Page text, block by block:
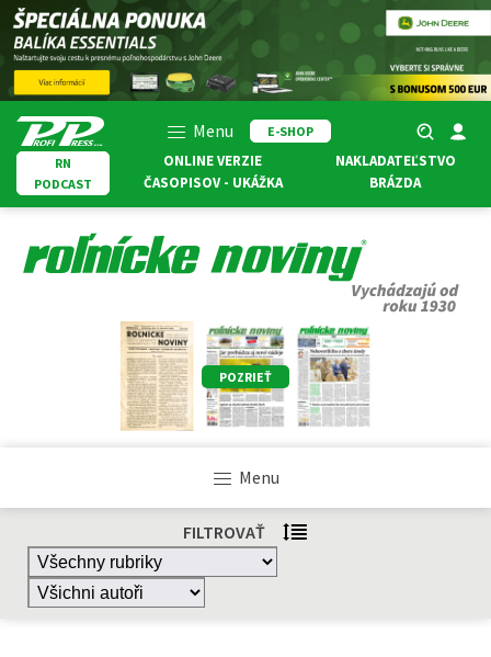
Menu
E-SHOP
RN
PODCAST
ONLINE VERZIE
ČASOPISOV - UKÁŽKA
NAKLADATEĽSTVO
BRÁZDA
POZRIEŤ
Menu
FILTROVAŤ